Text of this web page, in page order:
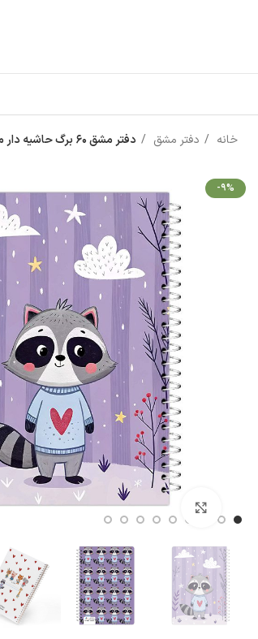
خانه دفتر مشق دفتر مشق 60 برگ حاشیه دار مدل راکون کد 654
-9%
بزرگنمایی تصویر